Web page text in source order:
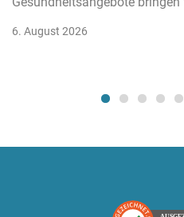
6. August 2026